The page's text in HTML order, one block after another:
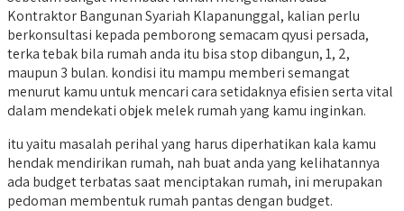
Kontraktor Bangunan Syariah Klapanunggal, kalian perlu
berkonsultasi kepada pemborong semacam qyusi persada,
terka tebak bila rumah anda itu bisa stop dibangun, 1, 2,
maupun 3 bulan. kondisi itu mampu memberi semangat
menurut kamu untuk mencari cara setidaknya efisien serta vital
dalam mendekati objek melek rumah yang kamu inginkan.
itu yaitu masalah perihal yang harus diperhatikan kala kamu
hendak mendirikan rumah, nah buat anda yang kelihatannya
ada budget terbatas saat menciptakan rumah, ini merupakan
pedoman membentuk rumah pantas dengan budget.